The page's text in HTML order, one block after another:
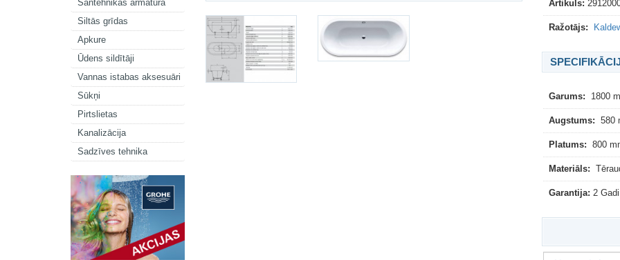
Santehnikas armatūra
Siltās grīdas
Apkure
Ūdens sildītāji
Vannas istabas aksesuāri
Sūkņi
Pirtslietas
Kanalizācija
Sadzīves tehnika
Artikuls:
Ražotājs:
Garums: 1800
Augstums: 580
Platums: 800
Materiāls:
Garantija: 2 Gadi